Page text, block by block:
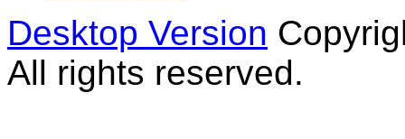
Desktop Version
All rights reserved.